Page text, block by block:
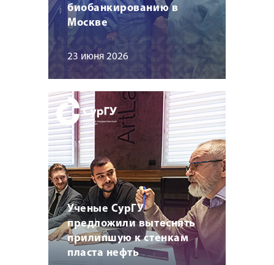
биобанкированию в
Москве
23 июня 2026
Ученые СурГУ
предложили вытеснять
прилипшую к стенкам
пласта нефть